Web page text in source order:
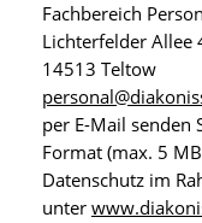
Fachbereich
Lichterfelder Allee
14513 Teltow
per E-Mail senden
Format (max. 5
Datenschutz im
unter